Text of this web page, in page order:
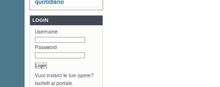
LOGIN
Username
Password
Vuoi inviarci le tue opere?
Iscriviti al portale.